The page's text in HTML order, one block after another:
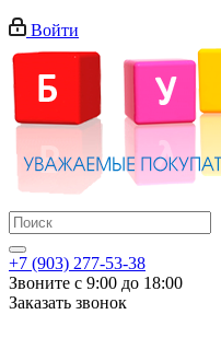
Войти
+7 (903) 277-53-38
Звоните с 9:00 до 18:00
Заказать звонок